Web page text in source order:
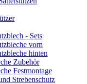
- Sets
vorn
hinten
Zubehör
Festmontage
Strebenschutz